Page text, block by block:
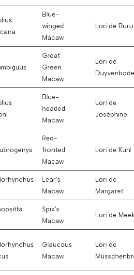
Blue-
winged
Macaw
Lori de Buru
Great
Green
Macaw
Lori de
Duyvenbode
Blue-
headed
Macaw
Lori de
Joséphine
Red-
fronted
Macaw
Lori de Kuhl
Lear’s
Macaw
Lori de
Margaret
Spix’s
Macaw
Lori de
Glaucous
Macaw
Lori de